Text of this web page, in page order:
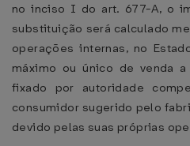
no inciso I do art. 677-A, o
substituição será calculado
operações internas, no
máximo ou único de venda
fixado por autoridade
consumidor sugerido pelo
devido pelas suas próprias